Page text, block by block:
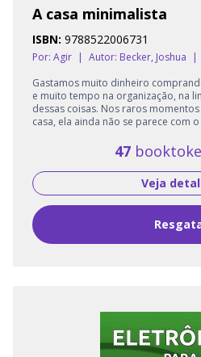
A casa minimalista
ISBN: 9788522006731
Por: Agir | Autor: Becker, Joshua |
Gastamos muito dinheiro
e muito tempo na organização, na
dessas coisas. Nos raros
casa, ela ainda não se parece com
47
Veja